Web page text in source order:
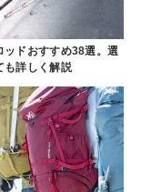
ッドおすすめ38選。選
も詳しく解説